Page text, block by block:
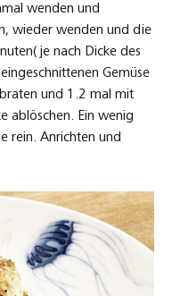
wenden und
wieder wenden und die
je nach Dicke des
Gemüse
und 1.2 mal mit
ablöschen. Ein wenig
rein. Anrichten und